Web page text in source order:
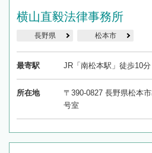
横山直毅法律事務所
長野県 松本市
最寄駅 JR「南松本駅」徒歩10分
所在地
〒390-0827 長野県松本
号室